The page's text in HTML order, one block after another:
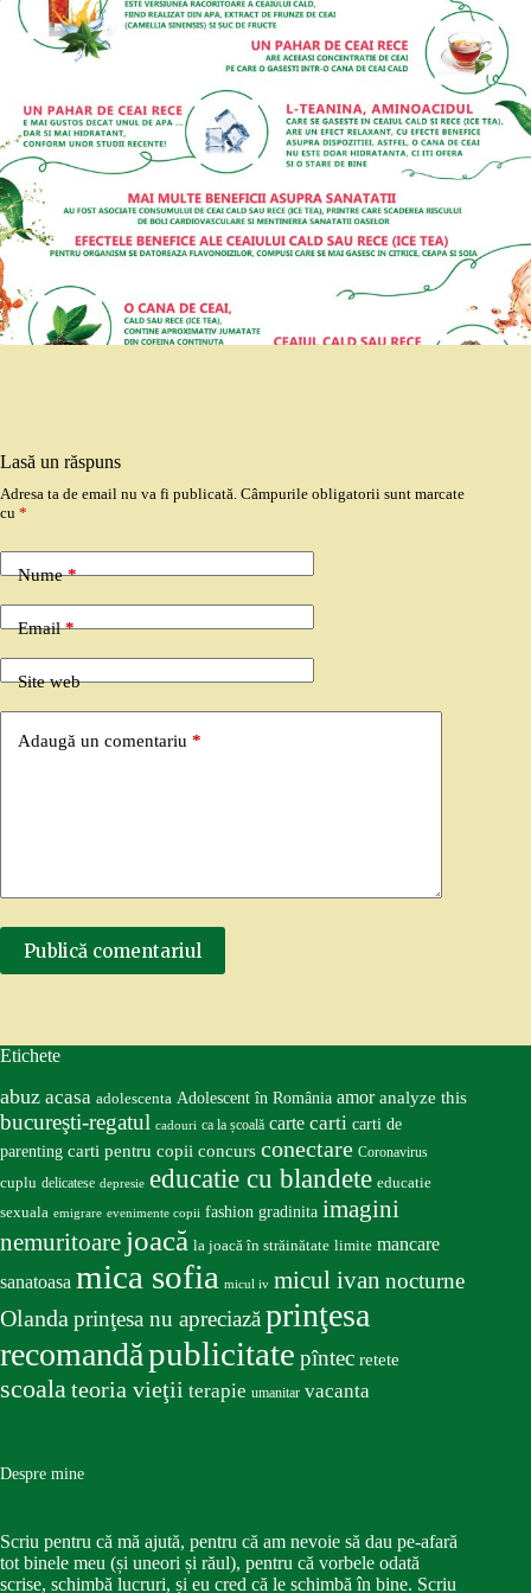
Lasă un răspuns
Adresa ta de email nu va fi publicată. Câmpurile obligatorii sunt marcate
cu *
Nume*
Email*
Site web
Adaugă un comentariu *
Publică comentariul
Etichete
abuz acasa adolescenta Adolescent în România amor analyze this
bucureşti-regatul cadouri ca la școală carte carti carti de
parenting carti pentru copii concurs conectare Coronavirus
cuplu delicatese depresie educatie cu blandete educatie
sexuala emigrare evenimente copii fashion gradinita imagini
nemuritoare joacă la joacă în străinătate limite mancare
sanatoasa mica sofia micul iv micul ivan nocturne
Olandaprinţesa nu apreciazăprinţesa
recomandăpublicitate pîntec retete
scoalateoria vieţii terapie umanitar vacanta
Despre mine
Scriu pentru că mă ajută, pentru că am nevoie să dau pe-afară
tot binele meu (și uneori și răul), pentru că vorbele odată
scrise, schimbă lucruri, și eu cred că le schimbă în bine. Scriu